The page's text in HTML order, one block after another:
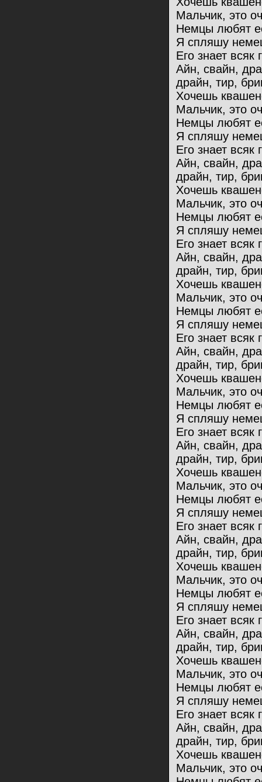
Мальчик, это
Немцы любят
Я спляшу
Его знает всяк
Айн, свайн,
драйн, тир,
Хочешь
Мальчик, это
Немцы любят
Я спляшу
Его знает всяк
Айн, свайн,
драйн, тир,
Хочешь
Мальчик, это
Немцы любят
Я спляшу
Его знает всяк
Айн, свайн,
драйн, тир,
Хочешь
Мальчик, это
Немцы любят
Я спляшу
Его знает всяк
Айн, свайн,
драйн, тир,
Хочешь
Мальчик, это
Немцы любят
Я спляшу
Его знает всяк
Айн, свайн,
драйн, тир,
Хочешь
Мальчик, это
Немцы любят
Я спляшу
Его знает всяк
Айн, свайн,
драйн, тир,
Хочешь
Мальчик, это
Немцы любят
Я спляшу
Его знает всяк
Айн, свайн,
драйн, тир,
Хочешь
Мальчик, это
Немцы любят
Я спляшу
Его знает всяк
Айн, свайн,
драйн, тир,
Хочешь
Мальчик, это